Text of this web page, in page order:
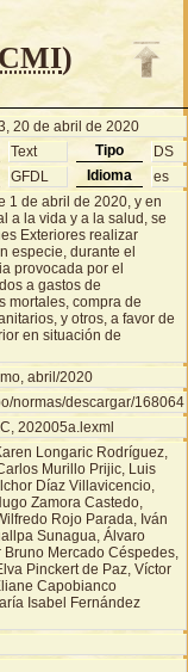
)
20 de abril de 2020
Text Tipo
DS
GFDL Idioma es
1 de abril de 2020, y en
a la vida y a la salud, se
Exteriores realizar
especie, durante el
provocada por el
a gastos de
mortales, compra de
y otros, a favor de
en situación de
abril/2020
normas/descargar/168064
202005a.lexml
Longaric Rodríguez,
Murillo Prijic, Luis
Díaz Villavicencio,
Zamora Castedo,
Rojo Parada, Iván
Sunagua, Álvaro
Mercado Céspedes,
Pinckert de Paz, Víctor
Capobianco
Isabel Fernández